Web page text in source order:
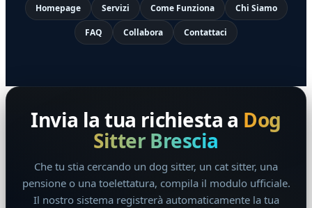
Homepage Servizi Come Funziona Chi Siamo
FAQ Collabora Contattaci
Invia la tua richiesta a Dog
Sitter Brescia
Che tu stia cercando un dog sitter, un cat sitter, una
pensione o una toelettatura, compila il modulo ufficiale.
Il nostro sistema registrerà automaticamente la tua